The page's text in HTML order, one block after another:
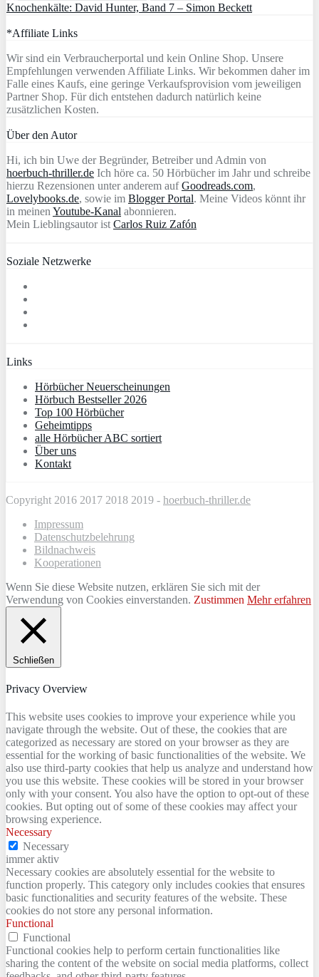
Knochenkälte: David Hunter, Band 7 – Simon Beckett
*Affiliate Links
Wir sind ein Verbraucherportal und kein Online Shop. Unsere
Empfehlungen verwenden Affiliate Links. Wir bekommen daher im
Falle eines Kaufs, eine geringe Verkaufsprovision vom jeweiligen
Partner Shop. Für dich entstehen dadurch natürlich keine
zusätzlichen Kosten.
Über den Autor
Hi, ich bin Uwe der Begründer, Betreiber und Admin von
hoerbuch-thriller.de Ich höre ca. 50 Hörbücher im Jahr und schreibe
hierzu Rezensionen unter anderem aufGoodreads.com,
Lovelybooks.de, sowie im Blogger Portal. Meine Videos könnt ihr
in meinen Youtube-Kanal abonnieren.
Mein Lieblingsautor ist Carlos Ruiz Zafón
Soziale Netzwerke
Links
Hörbücher Neuerscheinungen
Hörbuch Bestseller 2026
Top 100 Hörbücher
Geheimtipps
alle Hörbücher ABC sortiert
Über uns
Kontakt
Copyright 2016 2017 2018 2019 - hoerbuch-thriller.de
Impressum
Datenschutzbelehrung
Bildnachweis
Kooperationen
Wenn Sie diese Website nutzen, erklären Sie sich mit der
Verwendung von Cookies einverstanden. Zustimmen Mehr erfahren
Schließen
Privacy Overview
This website uses cookies to improve your experience while you
navigate through the website. Out of these, the cookies that are
categorized as necessary are stored on your browser as they are
essential for the working of basic functionalities of the website. We
also use third-party cookies that help us analyze and understand how
you use this website. These cookies will be stored in your browser
only with your consent. You also have the option to opt-out of these
cookies. But opting out of some of these cookies may affect your
browsing experience.
Necessary
Necessary
immer aktiv
Necessary cookies are absolutely essential for the website to
function properly. This category only includes cookies that ensures
basic functionalities and security features of the website. These
cookies do not store any personal information.
Functional
Functional
Functional cookies help to perform certain functionalities like
sharing the content of the website on social media platforms, collect